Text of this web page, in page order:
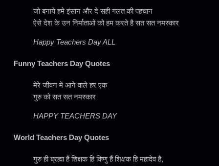
जो बनाये हमे इंसान और दे सही गलत की पहचान
ऐसे देश के उन निर्माताओं को हम करते है सत सत नमस्कार
Happy Teachers Day ALL
Funny Teachers Day Quotes
मेरे जीवन में आने वाले हर एक
गुरु को सत सत नमस्कार
HAPPY TEACHERS DAY
World Teachers Day Quotes
गुरु ही ब्रह्मा हैं शिक्षक हि विष्णु हैं शिक्षक हि महादेव है,